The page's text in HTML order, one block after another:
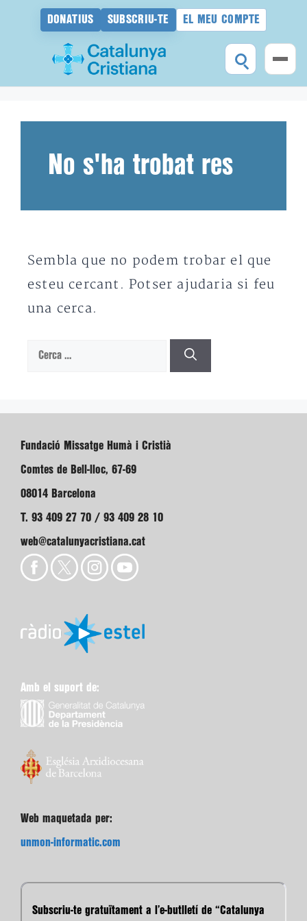
DONATIUS SUBSCRIU-TE EL MEU COMPTE
No s'ha trobat res
Sembla que no podem trobar el que
esteu cercant. Potser ajudaria si feu
una cerca.
Cerca:
Fundació Missatge Humà i Cristià
Comtes de Bell-lloc, 67-69
08014 Barcelona
T. 93 409 27 70 / 93 409 28 10
web@catalunyacristiana.cat
Amb el suport de:
Web maquetada per:
unmon-informatic.com
Subscriu-te gratuïtament a l’e-butlletí de “Catalunya